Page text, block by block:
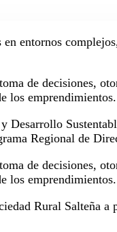
entornos
de decisiones,
los emprendimientos.
Regional de
de decisiones,
los emprendimientos.
Rural Salteña